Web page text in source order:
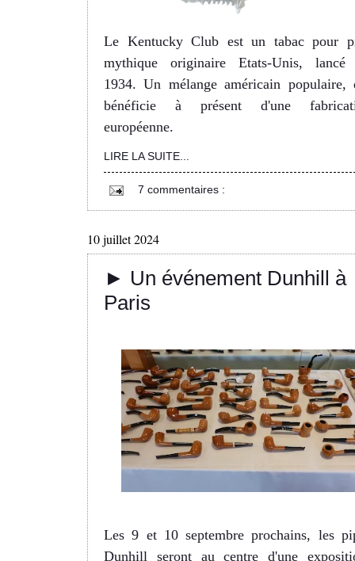
Le Kentucky Club est un tabac pour
mythique originaire Etats-Unis, lancé
1934. Un mélange américain populaire,
bénéficie à présent d'une
européenne.
LIRE LA SUITE...
7 commentaires :
10 juillet 2024
► Un événement Dunhill à
Paris
Les 9 et 10 septembre prochains, les
Dunhill seront au centre d'une